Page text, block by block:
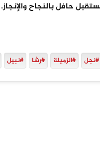
حافل بالنجاح والإنجاز.
#نجل #الزميلة #رشا #نبيل